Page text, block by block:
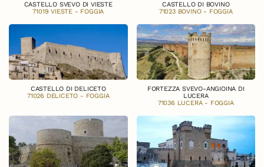
CASTELLO SVEVO DI VIESTE
71019 VIESTE - FOGGIA
CASTELLO DI BOVINO
71023 BOVINO - FOGGIA
CASTELLO DI DELICETO
71026 DELICETO - FOGGIA
FORTEZZA SVEVO-ANGIOINA DI
LUCERA
71036 LUCERA - FOGGIA